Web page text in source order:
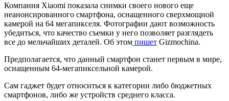
Компания Xiaomi показала снимки своего нового еще
неанонсированного смартфона, оснащенного сверхмощной
камерой на 64 мегапикселя. Фотографии дают возможность
убедиться, что качество съемки у него позволяет разглядеть
все до мельчайших деталей. Об этом пишет Gizmochina.
Предполагается, что данный смартфон станет первым в мире,
оснащенным 64-мегапиксельной камерой.
Сам гаджет будет относиться к категории либо бюджетных
смартфонов, либо же устройств среднего класса.